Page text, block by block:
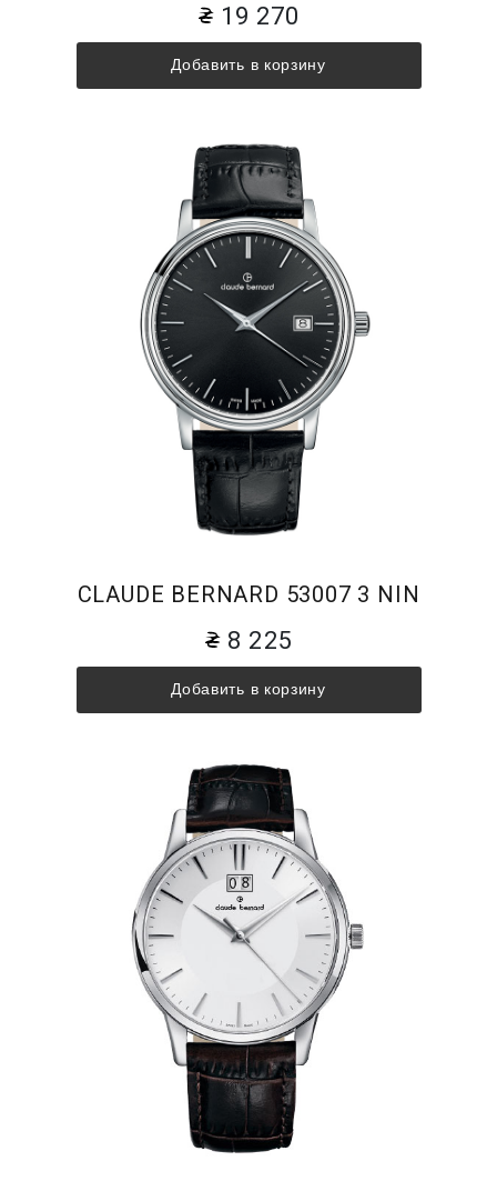
19 270
Добавить в корзину
CLAUDE BERNARD 53007 3 NIN
8 225
Добавить в корзину